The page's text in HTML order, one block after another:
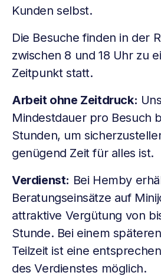
Kunden selbst.
Die Besuche finden in der
zwischen 8 und 18 Uhr zu
Zeitpunkt statt.
Arbeit ohne Zeitdruck:
Mindestdauer pro Besuch
Stunden, um
genügend Zeit für alles ist.
Verdienst: Bei Hemby
Beratungseinsätze auf
attraktive Vergütung von
Stunde. Bei einem
Teilzeit ist eine
des Verdienstes möglich.